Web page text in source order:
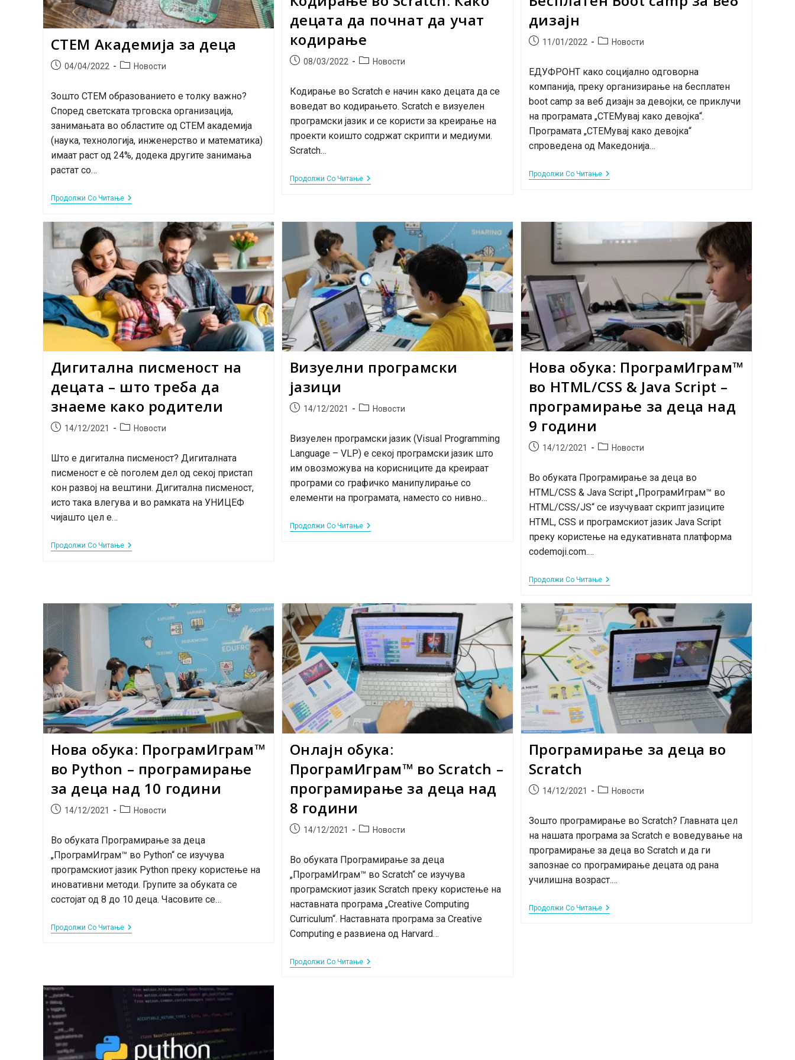
СТЕМ Академија за деца
Post04/04/2022
PostНовости
Зошто СТЕМ образованието е толку важно?
Според светската трговска организација,
занимањата во областите од СТЕМ академија
(наука, технологија, инженерство и математика)
имаат раст од 24%, додека другите занимања
растат со…
Продолжи Со ЧитањеСТЕМ
Деца
децата да почнат да учат
кодирање
Post08/03/2022
PostНовости
Кодирање во Scratch e начин како децата да се
воведат во кодирањето. Scratch е визуелен
програмски јазик и се користи за креирање на
проекти коишто содржат скрипти и медиуми.
Scratch…
Продолжи Со ЧитањеКодирање
Да
Почнат
Учат
Кодирање
дизајн
Post11/01/2022
PostНовости
ЕДУФРОНТ како социјално одговорна
компанија, преку организирање на бесплатен
boot camp за веб дизајн за девојки, се приклучи
на програмата „СТЕМувај како девојка“.
Програмата „СТЕМувај како девојка“
спроведена од Македонија…
Продолжи Со ЧитањеСТЕМувај
Camp
Веб
Дигитална писменост на
децата – што треба да
знаеме како родители
Post14/12/2021
PostНовости
Што е дигитална писменост? Дигиталната
писменост е сè поголем дел од секој пристап
кон развој на вештини. Дигитална писменост,
исто така влегува и во рамката на УНИЦЕФ
чијашто цел е…
Продолжи Со ЧитањеДигитална
Треба
Знаеме
Родители
Визуелни програмски
јазици
Post14/12/2021
PostНовости
Визуелен програмски јазик (Visual Programming
Language – VLP) е секој програмски јазик што
им овозможува на корисниците да креираат
програми со графичкo манипулирање со
елементи на програмата, наместо со нивно…
Продолжи Со ЧитањеВизуелни
Нова обука: ПрограмИграм™
во HTML/CSS & Java Script –
програмирање за деца над
9 години
Post14/12/2021
PostНовости
Во обуката Програмирање за деца во
HTML/CSS & Java Script „ПрограмИграм™ во
HTML/CSS/JS“ се изучуваат скрипт јазиците
HTML, CSS и програмскиот јазик Java Script
преку користење на едукативната платформа
codemoji.com.…
Продолжи Со ЧитањеНова
Во
HTML/CSS
&
Java
Script
–
Програмирање
За
Деца
Над
Години
Нова обука: ПрограмИграм™
во Python – програмирање
за деца над 10 години
Post14/12/2021
PostНовости
Во обуката Програмирање за деца
„ПрограмИграм™ во Python“ се изучува
програмскиот јазик Python преку користење на
иновативни методи. Групите за обуката се
состојат од 8 до 10 деца. Часовите се…
Продолжи Со ЧитањеНова
Програмирање
За
Деца
Онлајн обука:
ПрограмИграм™ во Scratch –
програмирање за деца над
8 години
Post14/12/2021
PostНовости
Во обуката Програмирање за деца
„ПрограмИграм™ во Scratch“ се изучува
програмскиот јазик Scratch преку користење на
наставната програма „Creative Computing
Curriculum“. Наставната програма за Creative
Computing e развиена од Harvard…
Продолжи Со ЧитањеОнлајн
Програмирање за деца во
Scratch
Post14/12/2021
PostНовости
Зошто програмирање во Scratch? Главната цел
на нашата програма за Scratch е воведување на
програмирање за деца во Scratch и да ги
запознае со програмирање децата од рана
училишна возраст.…
Продолжи Со ЧитањеПрограмирање